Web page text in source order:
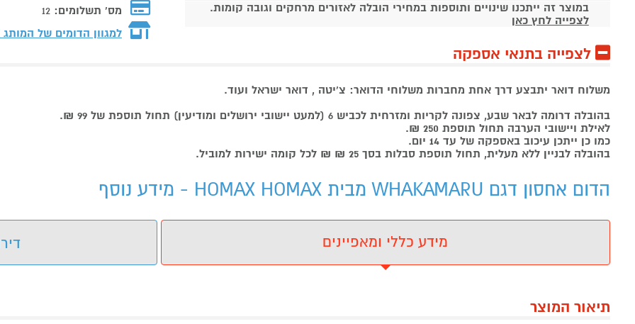
במוצר זה ייתכנו שינויים ותוספות במחירי הובלה לאזורים מרחקים וגובה קומות.
לצפייה לחץ כאן
מס' תשלומים: 12
למגוון הדומים של המותג
לצפייה בתנאי אספקה
משלוח דואר יתבצע דרך אחת מחברות משלוחי הדואר: צ'יטה , דואר ישראל ועוד.
בהובלה דרומה לבאר שבע, צפונה לקריות ומזרחית לכביש 6 (למעט יישובי ירושלים ומודיעין) תחול תוספת של 99 ₪.
לאילת ויישובי הערבה תחול תוספת 250 ₪.
כמו כן ייתכן עיכוב באספקה של עד 14 יום.
בהובלה לבניין ללא מעלית, תחול תוספת סבלות בסך 25 ₪ ₪ לכל קומה ישירות למוביל.
הדום אחסון דגם WHAKAMARU מבית HOMAX HOMAX - מידע נוסף
מידע כללי ומאפיינים
תיאור המוצר